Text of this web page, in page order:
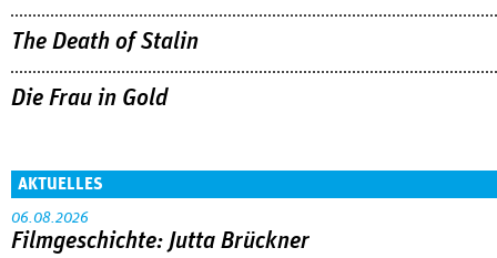
The Death of Stalin
Die Frau in Gold
AKTUELLES
06.08.2026
Filmgeschichte: Jutta Brückner